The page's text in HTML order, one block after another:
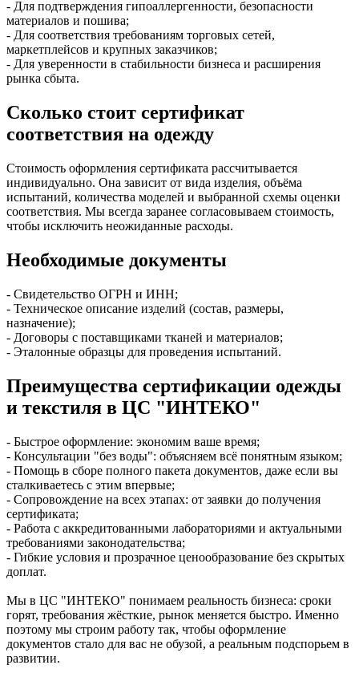
- Для подтверждения гипоаллергенности, безопасности
материалов и пошива;
- Для соответствия требованиям торговых сетей,
маркетплейсов и крупных заказчиков;
- Для уверенности в стабильности бизнеса и расширения
рынка сбыта.
Сколько стоит сертификат
соответствия на одежду
Стоимость оформления сертификата рассчитывается
индивидуально. Она зависит от вида изделия, объёма
испытаний, количества моделей и выбранной схемы оценки
соответствия. Мы всегда заранее согласовываем стоимость,
чтобы исключить неожиданные расходы.
Необходимые документы
- Свидетельство ОГРН и ИНН;
- Техническое описание изделий (состав, размеры,
назначение);
- Договоры с поставщиками тканей и материалов;
- Эталонные образцы для проведения испытаний.
Преимущества сертификации одежды
и текстиля в ЦС "ИНТЕКО"
- Быстрое оформление: экономим ваше время;
- Консультации "без воды": объясняем всё понятным языком;
- Помощь в сборе полного пакета документов, даже если вы
сталкиваетесь с этим впервые;
- Сопровождение на всех этапах: от заявки до получения
сертификата;
- Работа с аккредитованными лабораториями и актуальными
требованиями законодательства;
- Гибкие условия и прозрачное ценообразование без скрытых
доплат.
Мы в ЦС "ИНТЕКО" понимаем реальность бизнеса: сроки
горят, требования жёсткие, рынок меняется быстро. Именно
поэтому мы строим работу так, чтобы оформление
документов стало для вас не обузой, а реальным подспорьем в
развитии.